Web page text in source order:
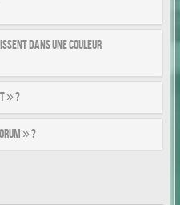
dans une couleur
» ?
» ?